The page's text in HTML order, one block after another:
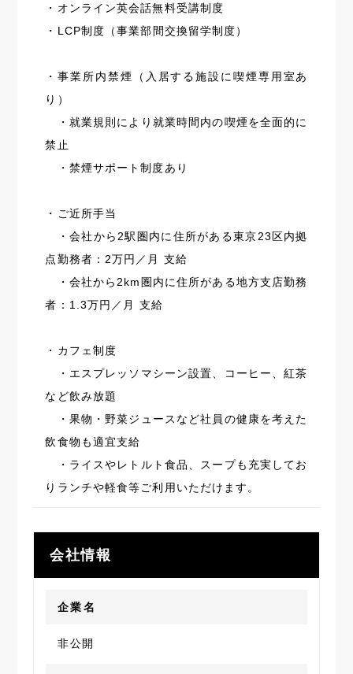
・オンライン英会話無料受講制度
・LCP制度（事業部間交換留学制度）
・事業所内禁煙（入居する施設に喫煙専用室あ
り）
・就業規則により就業時間内の喫煙を全面的に
禁止
・禁煙サポート制度あり
・ご近所手当
・会社から2駅圏内に住所がある東京23区内拠
点勤務者：2万円／月 支給
・会社から2km圏内に住所がある地方支店勤務
者：1.3万円／月 支給
・カフェ制度
・エスプレッソマシーン設置、コーヒー、紅茶
など飲み放題
・果物・野菜ジュースなど社員の健康を考えた
飲食物も適宜支給
・ライスやレトルト食品、スープも充実してお
りランチや軽食等ご利用いただけます。
会社情報
企業名
非公開